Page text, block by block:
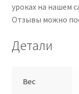
уроках на нашем
Отзывы можно
Детали
Вес